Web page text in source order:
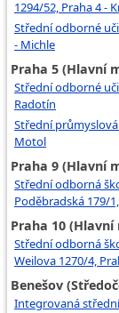
1294/52, Praha 4 -
Střední odborné
- Michle
Praha 5 (Hlavní
Střední odborné
Radotín
Střední průmyslová
Motol
Praha 9 (Hlavní
Střední odborná
Poděbradská 179/
Praha 10
Střední odborná
Weilova 1270/4,
Benešov
Integrovaná